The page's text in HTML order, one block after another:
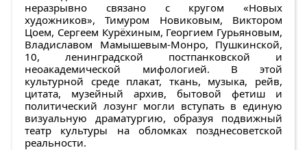
неразрывно связано с кругом «Новых
художников», Тимуром Новиковым, Виктором
Цоем, Сергеем Курёхиным, Георгием Гурьяновым,
Владиславом Мамышевым-Монро, Пушкинской,
10, ленинградской постпанковской и
неоакадемической мифологией. В этой
культурной среде плакат, ткань, музыка, рейв,
цитата, музейный архив, бытовой фетиш и
политический лозунг могли вступать в единую
визуальную драматургию, образуя подвижный
театр культуры на обломках позднесоветской
реальности.